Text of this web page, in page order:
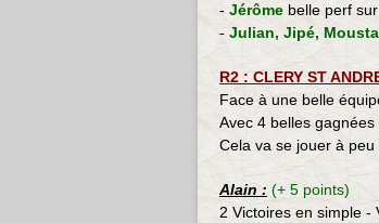
- Jérôme belle perf
- Julian, Jipé,
R2 : CLERY ST
Face à une belle
Avec 4 belles gagnées
Cela va se jouer à peu
Alain : (+ 5 points)
2 Victoires en simple -